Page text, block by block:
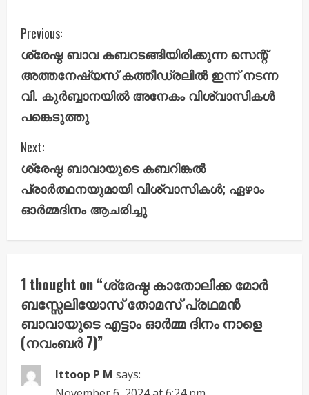
C
o
n
t
i
n
u
e
e
a
d
i
Previous:
ശ്രേഷ്ഠ ബാവ കബറടങ്ങിയിരിക്കുന്ന സെന്റ്
അത്തനേഷ്യസ് കത്തീഡ്രലിൽ ഇന്ന് നടന്ന
വി. കുർബ്ബാനയിൽ അനേകം വിശ്വാസികൾ
പങ്കെടുത്തു
Next:
ശ്രേഷ്ഠ ബാവായുടെ കബറിങ്കൽ
പ്രാർത്ഥനയുമായി വിശ്വാസികൾ; ഏഴാം
ഓർമ്മദിനം ആചരിച്ചു
1 thought on “ശ്രേഷ്ഠ കാതോലിക്ക മോർ
ബസ്സേലിയോസ് തോമസ് പ്രഥമൻ
ബാവായുടെ എട്ടാം ഓർമ്മ ദിനം നാളെ
(നവംബർ 7)”
Ittoop P M says: